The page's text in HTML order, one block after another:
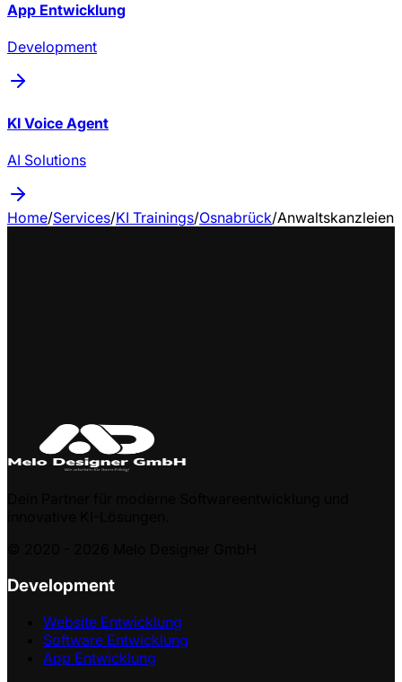
App Entwicklung
Development
KI Voice Agent
AI Solutions
Home/Services/KI Trainings/Osnabrück/Anwaltskanzleien
Development
Website Entwicklung
Software Entwicklung
App Entwicklung